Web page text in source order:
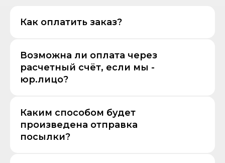
Как оплатить заказ?
Возможна ли оплата через
расчетный счёт, если мы -
юр.лицо?
Каким способом будет
произведена отправка
посылки?